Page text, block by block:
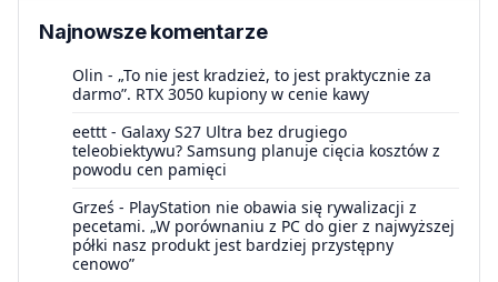
Najnowsze komentarze
Olin - „To nie jest kradzież, to jest praktycznie za
darmo”. RTX 3050 kupiony w cenie kawy
eettt - Galaxy S27 Ultra bez drugiego
teleobiektywu? Samsung planuje cięcia kosztów z
powodu cen pamięci
Grześ - PlayStation nie obawia się rywalizacji z
pecetami. „W porównaniu z PC do gier z najwyższej
półki nasz produkt jest bardziej przystępny
cenowo”